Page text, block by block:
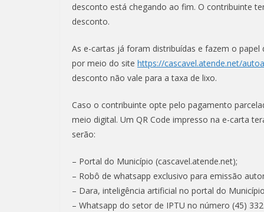
desconto está chegando ao fim. O contribuinte
desconto.
As e-cartas já foram distribuídas e fazem o
por meio do site https://cascavel.atende.net/
desconto não vale para a taxa de lixo.
Caso o contribuinte opte pelo pagamento
meio digital. Um QR Code impresso na e-carta
serão:
– Portal do Município (cascavel.atende.net);
– Robô de whatsapp exclusivo para emissão
– Dara, inteligência artificial no portal do
– Whatsapp do setor de IPTU no número (45)